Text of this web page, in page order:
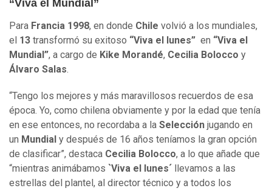
“Viva el Mundial”
Para Francia 1998, en donde Chile volvió a los mundiales,
el 13 transformó su exitoso “Viva el lunes” en “Viva el
Mundial”, a cargo de Kike Morandé, Cecilia Bolocco y
Álvaro Salas.
“Tengo los mejores y más maravillosos recuerdos de esa
época. Yo, como chilena obviamente y por la edad que tenía
en ese entonces, no recordaba a la Selección jugando en
un Mundial y después de 16 años teníamos la gran opción
de clasificar”, destaca Cecilia Bolocco, a lo que añade que
“mientras animábamos `Viva el lunes´ llevamos a las
estrellas del plantel, al director técnico y a todos los